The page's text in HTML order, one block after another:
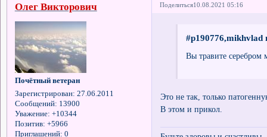
Поделиться10.08.2021 05:16
Олег Викторович
Почётный ветеран
Зарегистрирован: 27.06.2011
Сообщений: 13900
Уважение: +10344
Позитив: +5966
Приглашений: 0
#p190776,mikhvlad
Вы травите
Это не так, только
В этом и прикол.